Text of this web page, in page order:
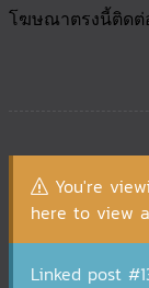
You're
here to view
Linked post